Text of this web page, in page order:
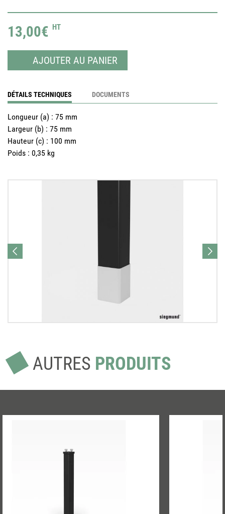
13,00€ HT
AJOUTER AU PANIER
DÉTAILS TECHNIQUES DOCUMENTS
Longueur (a) : 75 mm
Largeur (b) : 75 mm
Hauteur (c) : 100 mm
Poids : 0,35 kg
AUTRES PRODUITS